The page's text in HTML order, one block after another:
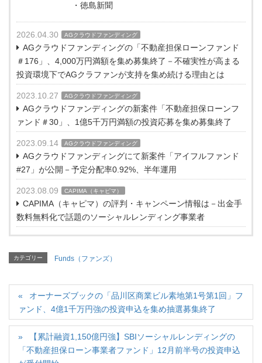
・徳島新聞
2026.04.30 AGクラウドファンディング
AGクラウドファンディングの「不動産担保ローンファンド
＃176」、4,000万円満額を集め募集終了－不確実性が高まる
投資環境下でAGクラファンが支持を集め続ける理由とは
2023.10.27 AGクラウドファンディング
AGクラウドファンディングの新案件「不動産担保ローンフ
ァンド＃30」、1億5千万円満額の投資応募を集め募集終了
2023.09.14 AGクラウドファンディング
AGクラウドファンディングにて新案件「アイフルファンド
#27」が公開－予定分配率0.92%、半年運用
2023.08.09 CAPIMA（キャピマ）
CAPIMA（キャピマ）の評判・キャンペーン情報は－出金手
数料無料化で話題のソーシャルレンディング事業者
カテゴリー Funds（ファンズ）
オーナーズブックの「品川区商業ビル素地第1号第1回」フ
ァンド、4億1千万円強の投資申込を集め抽選募集終了
【累計融資1,150億円強】SBIソーシャルレンディングの
「不動産担保ローン事業者ファンド」12月前半号の投資申込